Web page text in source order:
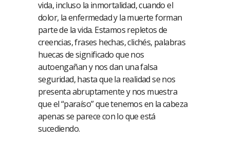
vida, incluso la inmortalidad, cuando el
dolor, la enfermedad y la muerte forman
parte de la vida. Estamos repletos de
creencias, frases hechas, clichés, palabras
huecas de significado que nos
autoengañan y nos dan una falsa
seguridad, hasta que la realidad se nos
presenta abruptamente y nos muestra
que el “paraíso” que tenemos en la cabeza
apenas se parece con lo que está
sucediendo.